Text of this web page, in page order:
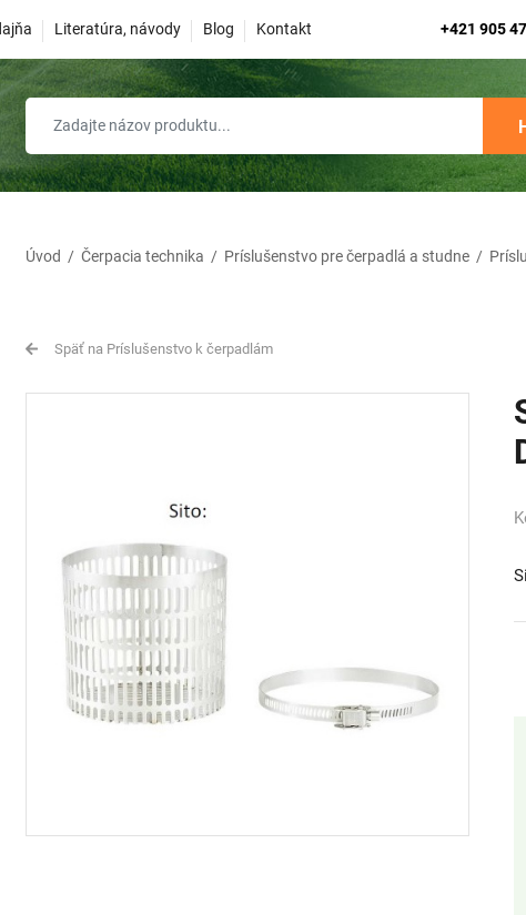
Literatúra, návody Blog Kontakt +421 905
Úvod / Čerpacia technika / Príslušenstvo pre čerpadlá a studne /
Späť na Príslušenstvo k čerpadlám